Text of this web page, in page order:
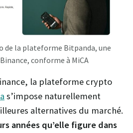
de la plateforme Bitpanda, une
conforme à MiCA
la plateforme crypto
s’impose naturellement
alternatives du marché.
années qu’elle figure dans